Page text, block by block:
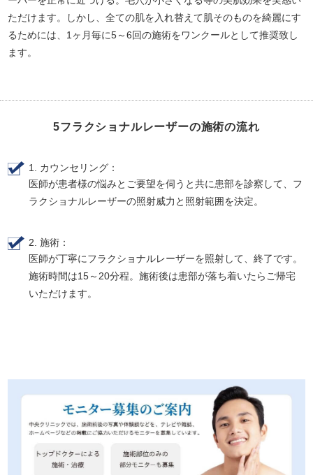
ただけます。しかし、全ての肌を入れ替えて肌そのものを綺麗にす
るためには、1ヶ月毎に5～6回の施術をワンクールとして推奨致し
ます。
5フラクショナルレーザーの施術の流れ
1. カウンセリング：
医師が患者様の悩みとご要望を伺うと共に患部を診察して、フ
ラクショナルレーザーの照射威力と照射範囲を決定。
2. 施術：
医師が丁寧にフラクショナルレーザーを照射して、終了です。
施術時間は15～20分程。施術後は患部が落ち着いたらご帰宅
いただけます。